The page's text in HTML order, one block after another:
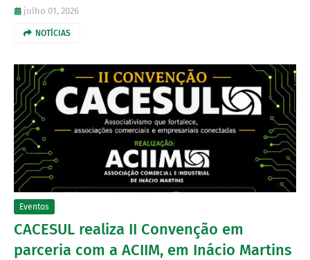
julho 01, 2026
NOTÍCIAS
Eventos
CACESUL realiza II Convenção em
parceria com a ACIIM, em Inácio Martins